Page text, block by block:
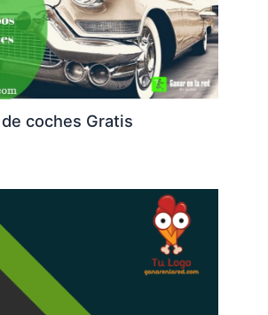
coches Gratis